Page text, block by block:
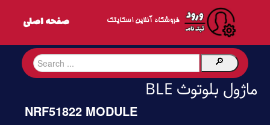
فروشگاه آنلاین اسکایتک
ماژول بلوتوث BLE
NRF51822 MODULE